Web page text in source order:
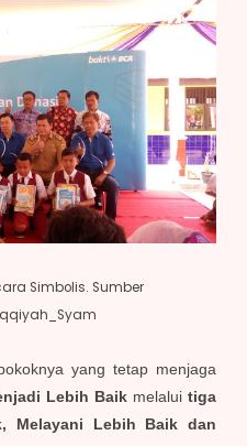
Simbolis. Sumber
yang tetap menjaga
Lebih Baikmelalui tiga
Melayani Lebih Baik dan